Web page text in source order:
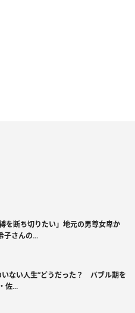
を断ち切りたい」地元の男尊女卑か
子さんの...
いない人生”どうだった？ バブル期を
佐...